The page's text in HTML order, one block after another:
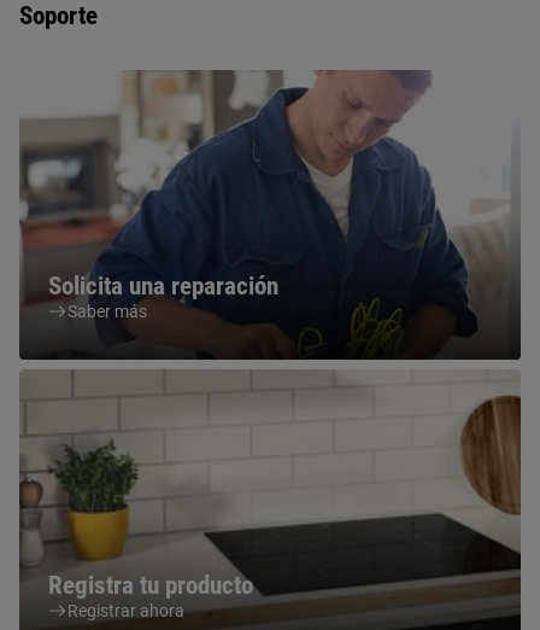
Soporte
Solicita una reparación
Saber más
Registra tu producto
Registrar ahora